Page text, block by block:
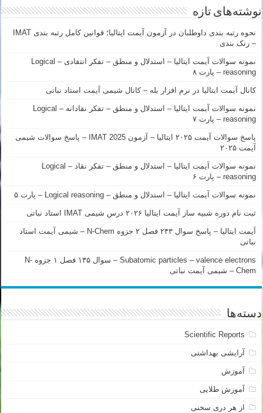
نوشته‌های تازه
نحوه رتبه بندی داوطلبان در آزمون آیمت ایتالیا؛ قوانین کامل رتبه بندی IMAT
– رنک بندی
نمونه سوالات آیمت ایتالیا – استدلال و منطق – تفکر انتقادی – Logical
reasoning – پارت ۸
کانال آیمت ایتالیا در نرم افزار بله – کانال شیمی آیمت استاد نباتی
نمونه سوالات آیمت ایتالیا – استدلال و منطق – تفکر نقادانه – Logical
reasoning – پارت ۷
پاسخ سوالات آیمت ۲۰۲۵ ایتالیا – آزمون IMAT 2025 – پاسخ سوالات شیمی
آیمت ۲۰۲۵
نمونه سوالات آیمت ایتالیا – استدلال و منطق – تفکر نقاد – Logical
reasoning – پارت ۶
نمونه سوالات آیمت ایتالیا – استدلال و منطق – Logical reasoning – پارت ۵
ثبت نام دوره شبیه ساز آیمت ایتالیا ۲۰۲۶ درس شیمی IMAT استاد نباتی
آیمت ایتالیا – پاسخ سوال ۲۴۳ فصل ۲ جزوه N-Chem – شیمی آیمت استاد
نباتی
Subatomic particles – valence electrons – سوال ۱۳۵ فصل ۱ جزوه N-
Chem – شیمی آیمت نباتی
دسته‌ها
Scientific Reports
آرایشی بهداشتی
آموزش
آموزش طلایی
از هر دری سخنی